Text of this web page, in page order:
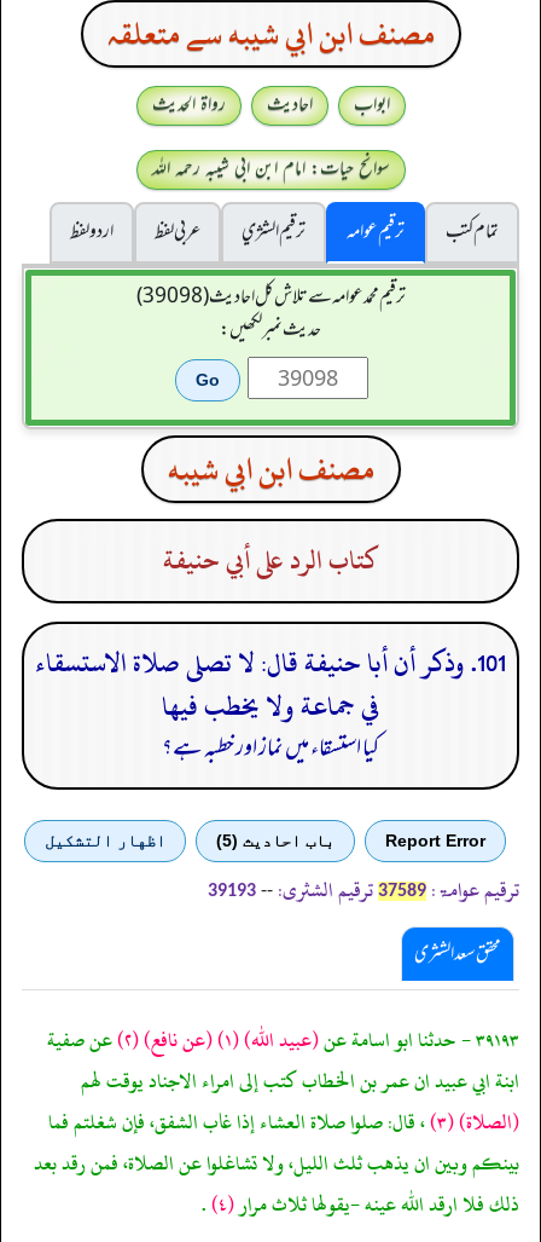
مصنف ابن ابي شيبه سے متعلقہ
ابواب احادیث
رواۃ الحدیث
سوانح حیات: امام ابن ابی شیبہ رحمہ اللہ
تمام کتب
ترقیم عوامہ ترقيم الشژي عربی لفظ
اردو لفظ
ترقیم محمدعوامہ سے تلاش کل احادیث (39098)
حدیث نمبر لکھیں:
مصنف ابن ابي شيبه
كتاب الرد على أبي حنيفة
101. وذكر أن أبا حنيفة قال: لا تصلى صلاة الاستسقاء
في جماعة ولا يخطب فيها
کیا استسقاء میں نماز اور خطبہ ہے؟
Report Error باب احادیث (5) اظهار التشكيل
ترقیم عوامۃ: 37589 ترقیم الشثری: --
39193
محقق سعد الشثری
٣٩١٩٣ - حدثنا ابو اسامة عن (عبيد الله)(١) (عن نافع)(٢) عن صفية
ابنة ابي عبيد ان عمر بن الخطاب كتب إلى امراء الاجناد يوقت لهم
(الصلاة)(٣) ، قال: صلوا صلاة العشاء إذا غاب الشفق، فإن شغلتم فما
بينكم وبين ان يذهب ثلث الليل، ولا تشاغلوا عن الصلاة، فمن رقد بعد
ذلك فلا ارقد الله عينه -يقولها ثلاث مرار(٤) .